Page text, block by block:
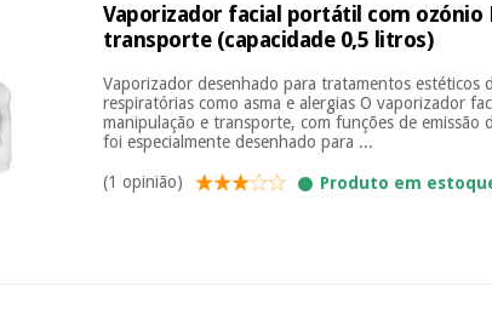
Vaporizador facial portátil com ozónio
transporte (capacidade 0,5 litros)
Vaporizador desenhado para tratamentos estéticos
respiratórias como asma e alergias O vaporizador
manipulação e transporte, com funções de emissão
foi especialmente desenhado para ...
(1 opinião)
Produto em